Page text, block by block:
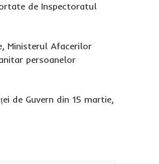
de Inspectoratul
Ministerul Afacerilor
persoanelor
de Guvern din 15 martie,